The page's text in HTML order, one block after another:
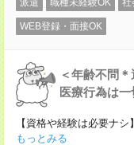
派遣 職種未経験OK 社
WEB登録・面接OK
＜年齢不問
医療行為は一
【資格や経験は必要ナ
もっとみる